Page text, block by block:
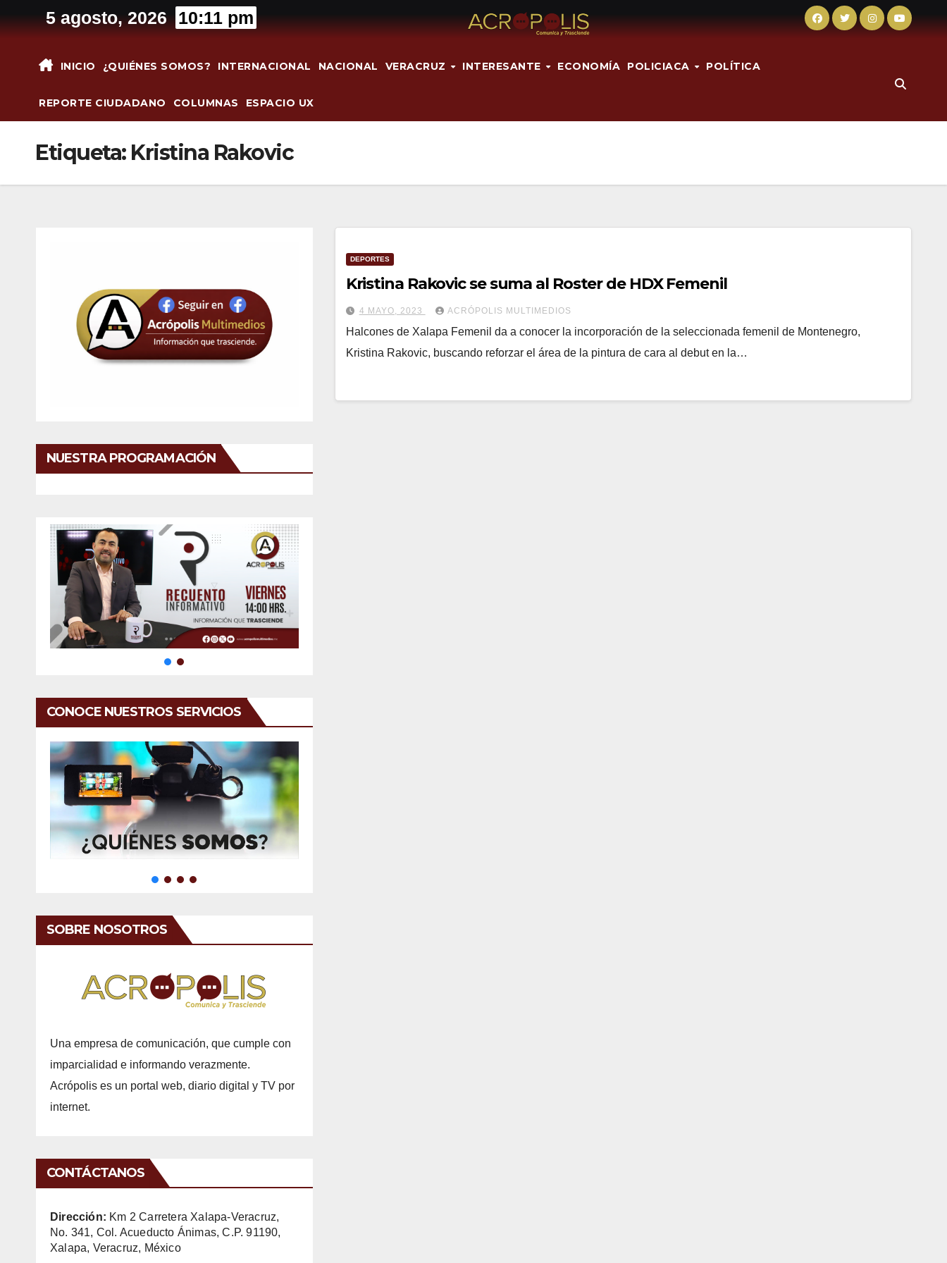
al
5 agosto, 2026 10:11 pm
INICIO ¿QUIÉNES SOMOS? INTERNACIONAL NACIONAL VERACRUZ INTERESANTE ECONOMÍA POLICIACA POLÍTICA
REPORTE CIUDADANO COLUMNAS ESPACIO UX
Etiqueta: Kristina Rakovic
NUESTRA PROGRAMACIÓN
CONOCE NUESTROS SERVICIOS
SOBRE NOSOTROS
Una empresa de comunicación, que cumple con
imparcialidad e informando verazmente.
Acrópolis es un portal web, diario digital y TV por
internet.
CONTÁCTANOS
Dirección: Km 2 Carretera Xalapa-Veracruz,
No. 341, Col. Acueducto Ánimas, C.P. 91190,
Xalapa, Veracruz, México
DEPORTES
Kristina Rakovic se suma al Roster de HDX Femenil
4 MAYO, 2023 ACRÓPOLIS MULTIMEDIOS
Halcones de Xalapa Femenil da a conocer la incorporación de la seleccionada femenil de Montenegro,
Kristina Rakovic, buscando reforzar el área de la pintura de cara al debut en la…